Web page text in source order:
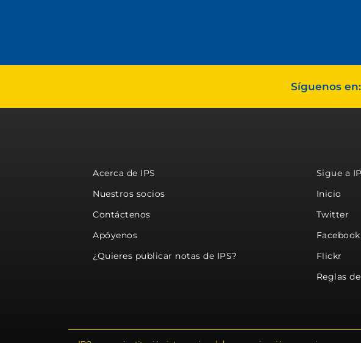
Síguenos en:
Acerca de IPS
Nuestros socios
Contáctenos
Apóyenos
¿Quieres publicar notas de IPS?
Sigue a
Inicio
Twitter
Facebook
Flickr
Reglas